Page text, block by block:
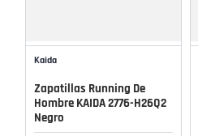
Kaida
Zapatillas Running De
Hombre KAIDA 2776-H26Q2
Negro